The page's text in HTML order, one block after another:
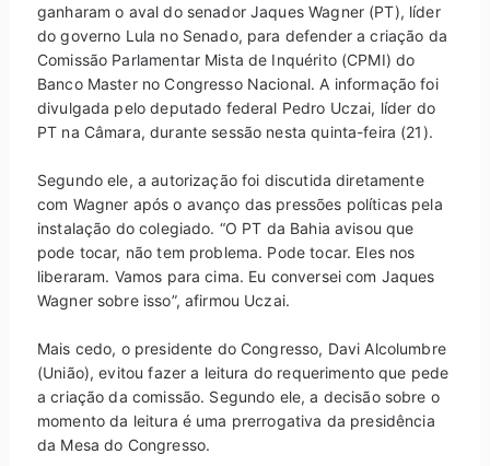
ganharam o aval do senador Jaques Wagner (PT), líder
do governo Lula no Senado, para defender a criação da
Comissão Parlamentar Mista de Inquérito (CPMI) do
Banco Master no Congresso Nacional. A informação foi
divulgada pelo deputado federal Pedro Uczai, líder do
PT na Câmara, durante sessão nesta quinta-feira (21).
Segundo ele, a autorização foi discutida diretamente
com Wagner após o avanço das pressões políticas pela
instalação do colegiado. “O PT da Bahia avisou que
pode tocar, não tem problema. Pode tocar. Eles nos
liberaram. Vamos para cima. Eu conversei com Jaques
Wagner sobre isso”, afirmou Uczai.
Mais cedo, o presidente do Congresso, Davi Alcolumbre
(União), evitou fazer a leitura do requerimento que pede
a criação da comissão. Segundo ele, a decisão sobre o
momento da leitura é uma prerrogativa da presidência
da Mesa do Congresso.